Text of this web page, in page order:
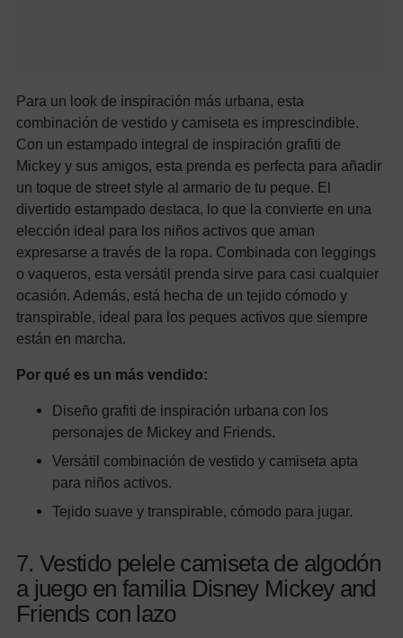
Para un look de inspiración más urbana, esta
combinación de vestido y camiseta es imprescindible.
Con un estampado integral de inspiración grafiti de
Mickey y sus amigos, esta prenda es perfecta para añadir
un toque de street style al armario de tu peque. El
divertido estampado destaca, lo que la convierte en una
elección ideal para los niños activos que aman
expresarse a través de la ropa. Combinada con leggings
o vaqueros, esta versátil prenda sirve para casi cualquier
ocasión. Además, está hecha de un tejido cómodo y
transpirable, ideal para los peques activos que siempre
están en marcha.
Por qué es un más vendido:
Diseño grafiti de inspiración urbana con los
personajes de Mickey and Friends.
Versátil combinación de vestido y camiseta apta
para niños activos.
Tejido suave y transpirable, cómodo para jugar.
7. Vestido pelele camiseta de algodón
a juego en familia Disney Mickey and
Friends con lazo